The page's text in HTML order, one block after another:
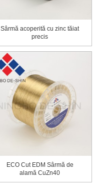
Sârmă acoperită cu zinc tăiat
precis
ECO Cut EDM Sârmă de
alamă CuZn40